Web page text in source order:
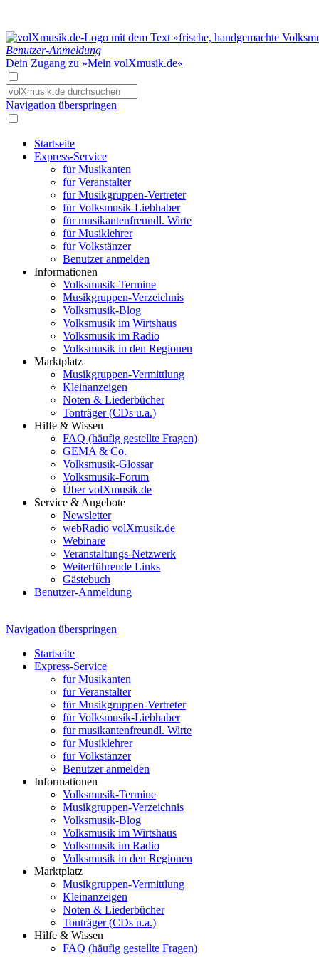
Benutzer-Anmeldung
Dein Zugang zu »Mein volXmusik.de«
Navigation überspringen
Startseite
Express-Service
für Musikanten
für Veranstalter
für Musikgruppen-Vertreter
für Volksmusik-Liebhaber
für musikantenfreundl. Wirte
für Musiklehrer
für Volkstänzer
Benutzer anmelden
Informationen
Volksmusik-Termine
Musikgruppen-Verzeichnis
Volksmusik-Blog
Volksmusik im Wirtshaus
Volksmusik im Radio
Volksmusik in den Regionen
Marktplatz
Musikgruppen-Vermittlung
Kleinanzeigen
Noten & Liederbücher
Tonträger (CDs u.a.)
Hilfe & Wissen
FAQ (häufig gestellte Fragen)
GEMA & Co.
Volksmusik-Glossar
Volksmusik-Forum
Über volXmusik.de
Service & Angebote
Newsletter
webRadio volXmusik.de
Webinare
Veranstaltungs-Netzwerk
Weiterführende Links
Gästebuch
Benutzer-Anmeldung
Navigation überspringen
Startseite
Express-Service
für Musikanten
für Veranstalter
für Musikgruppen-Vertreter
für Volksmusik-Liebhaber
für musikantenfreundl. Wirte
für Musiklehrer
für Volkstänzer
Benutzer anmelden
Informationen
Volksmusik-Termine
Musikgruppen-Verzeichnis
Volksmusik-Blog
Volksmusik im Wirtshaus
Volksmusik im Radio
Volksmusik in den Regionen
Marktplatz
Musikgruppen-Vermittlung
Kleinanzeigen
Noten & Liederbücher
Tonträger (CDs u.a.)
Hilfe & Wissen
FAQ (häufig gestellte Fragen)